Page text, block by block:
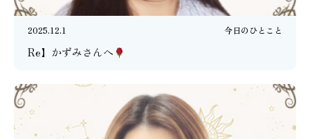
2025.12.1 今日のひとこと
Re】かずみさんへ